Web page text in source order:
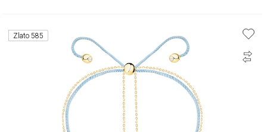
Zlato 585